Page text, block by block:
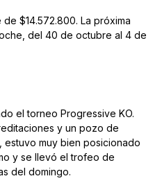
$14.572.800. La próxima
del 40 de octubre al 4 de
el torneo Progressive KO.
y un pozo de
estuvo muy bien posicionado
y se llevó el trofeo de
del domingo.